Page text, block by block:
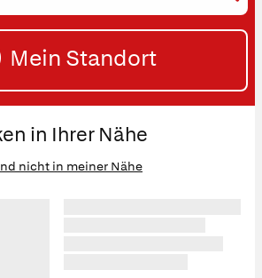
Mein Standort
in Ihrer Nähe
nicht in meiner Nähe